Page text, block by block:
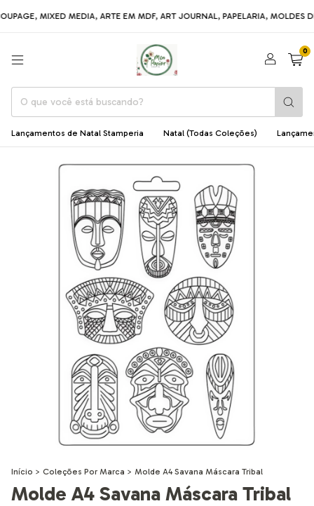
MIXED MEDIA, ARTE EM MDF, ART JOURNAL, PAPELARIA, MOLDES
0
Lançamentos de Natal Stamperia Natal (Todas Coleções)
Início > Coleções Por Marca > Molde A4 Savana Máscara Tribal
Molde A4 Savana Máscara Tribal